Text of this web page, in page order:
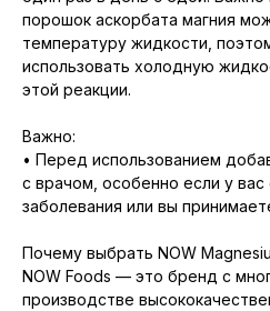
порошок аскорбата магния
температуру жидкости,
использовать холодную
этой реакции.
Важно:
• Перед использованием
с врачом, особенно если у вас
заболевания или вы
Почему выбрать NOW
NOW Foods — это бренд с
производстве